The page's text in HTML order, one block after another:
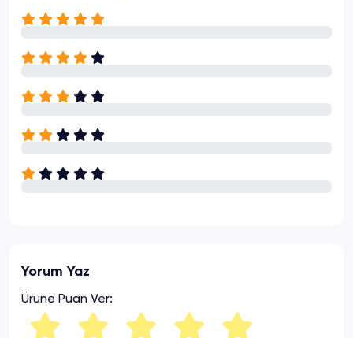
Yorum Yaz
Ürüne Puan Ver: